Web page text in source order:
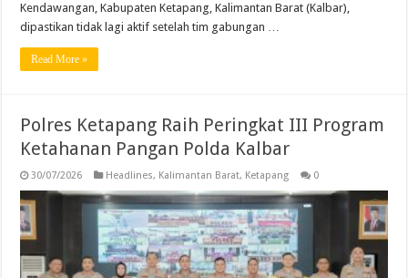
Kendawangan, Kabupaten Ketapang, Kalimantan Barat (Kalbar),
dipastikan tidak lagi aktif setelah tim gabungan …
Read More »
Polres Ketapang Raih Peringkat III Program
Ketahanan Pangan Polda Kalbar
30/07/2026 Headlines, Kalimantan Barat, Ketapang 0